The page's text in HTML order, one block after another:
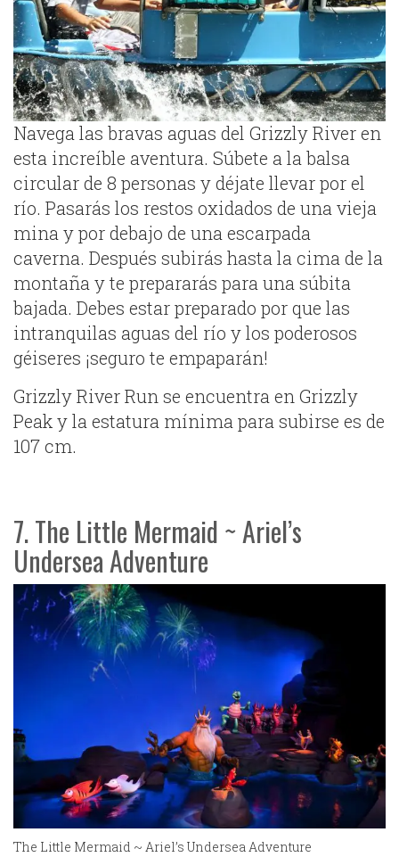
Navega las bravas aguas del Grizzly River en
esta increíble aventura. Súbete a la balsa
circular de 8 personas y déjate llevar por el
río. Pasarás los restos oxidados de una vieja
mina y por debajo de una escarpada
caverna. Después subirás hasta la cima de la
montaña y te prepararás para una súbita
bajada. Debes estar preparado por que las
intranquilas aguas del río y los poderosos
géiseres ¡seguro te empaparán!
Grizzly River Run se encuentra en Grizzly
Peak y la estatura mínima para subirse es de
107 cm.
7. The Little Mermaid ~ Ariel’s
Undersea Adventure
The Little Mermaid ~ Ariel’s Undersea Adventure